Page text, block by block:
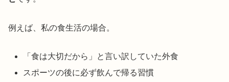
例えば、私の食生活の場合。
「食は大切だから」と言い訳していた外食
スポーツの後に必ず飲んで帰る習慣